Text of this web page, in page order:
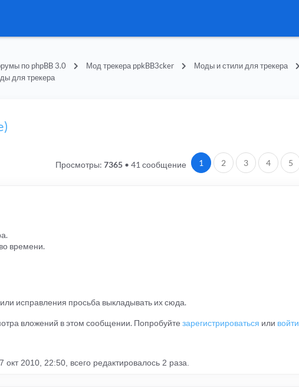
по phpBB 3.0 Мод трекера ppkBB3cker
Моды и стили для трекера
для трекера
41 сообщение 1 2 3 4 5
Просмотры: 7365•
времени.
или исправления просьба выкладывать их сюда.
вложений в этом сообщении. Попробуйте зарегистрироваться или войти
окт 2010, 22:50, всего редактировалось 2 раза.